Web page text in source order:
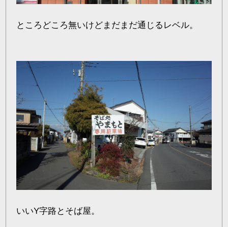
ところどころ無いけどまだまだ通じるレベル。
いいY字路とそば屋。